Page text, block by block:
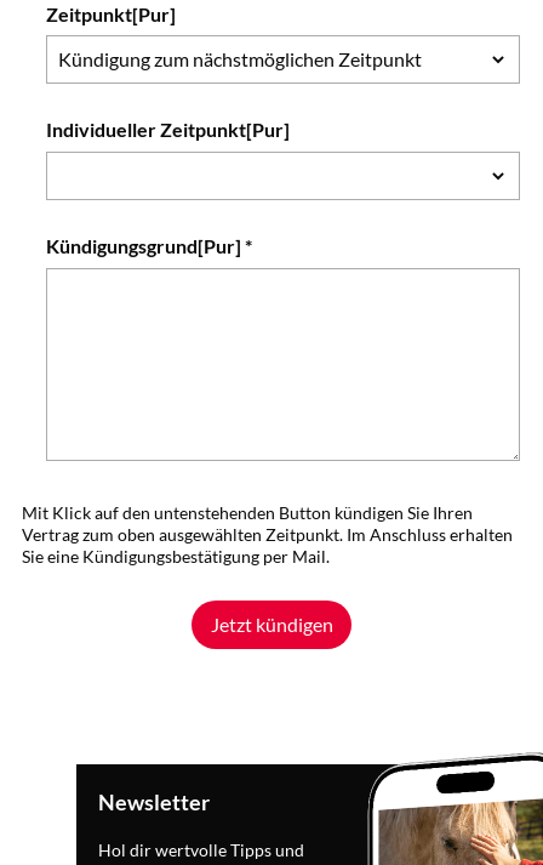
Zeitpunkt[Pur]
Individueller Zeitpunkt[Pur]
Kündigungsgrund[Pur] *
Mit Klick auf den untenstehenden Button kündigen Sie Ihren
Vertrag zum oben ausgewählten Zeitpunkt. Im Anschluss erhalten
Sie eine Kündigungsbestätigung per Mail.
Jetzt kündigen
Newsletter
Hol dir wertvolle Tipps und